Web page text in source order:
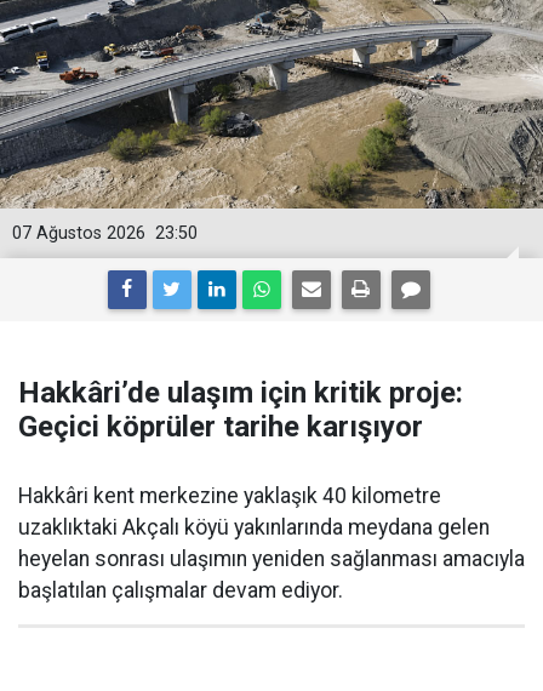
23:50
07 Ağustos 2026
Hakkâri’de ulaşım için kritik proje:
Geçici köprüler tarihe karışıyor
Hakkâri kent merkezine yaklaşık 40 kilometre
uzaklıktaki Akçalı köyü yakınlarında meydana gelen
heyelan sonrası ulaşımın yeniden sağlanması amacıyla
başlatılan çalışmalar devam ediyor.